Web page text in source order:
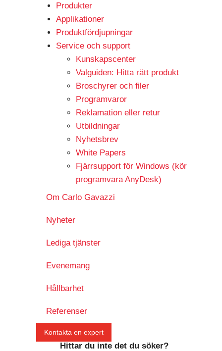
Produkter
Applikationer
Produktfördjupningar
Service och support
Kunskapscenter
Valguiden: Hitta rätt produkt
Broschyrer och filer
Programvaror
Reklamation eller retur
Utbildningar
Nyhetsbrev
White Papers
Fjärrsupport för Windows (kör
programvara AnyDesk)
Om Carlo Gavazzi
Nyheter
Lediga tjänster
Evenemang
Hållbarhet
Referenser
Kontakta en expert
Hittar du inte det du söker?